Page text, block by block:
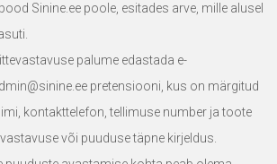
Sinine.ee poole, esitades arve, mille alusel
palume edastada e-
pretensiooni, kus on märgitud
kontakttelefon, tellimuse number ja toote
või puuduse täpne kirjeldus.